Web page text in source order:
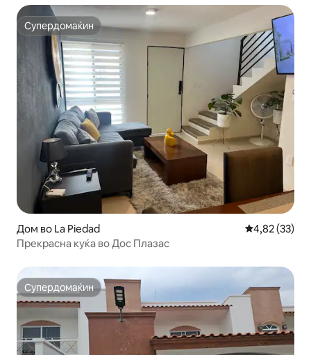
Супердомаќин
Супердомаќин
Дом во La Piedad Просечна
4,82 (33)
Прекрасна куќа во Дос Плазас
Супердомаќин
Супердомаќин